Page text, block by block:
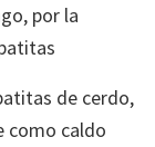
por la
de cerdo,
como caldo